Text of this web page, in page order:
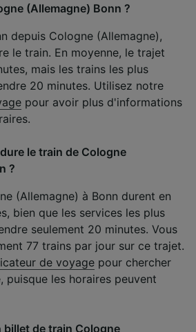
(Allemagne) Bonn ?
depuis Cologne (Allemagne),
le train. En moyenne, le trajet
mais les trains les plus
20 minutes. Utilisez notre
pour avoir plus d'informations
le train de Cologne
?
(Allemagne) à Bonn durent en
bien que les services les plus
seulement 20 minutes. Vous
77 trains par jour sur ce trajet.
de voyage pour chercher
puisque les horaires peuvent
billet de train Cologne